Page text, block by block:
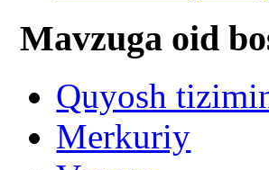
Mavzuga oid
Quyosh
Merkuriy